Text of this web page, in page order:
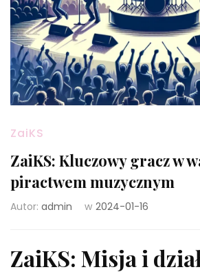
ZaiKS
ZaiKS: Kluczowy gracz w
piractwem muzycznym
Autor: admin w 2024-01-16
ZaiKS: Misja i